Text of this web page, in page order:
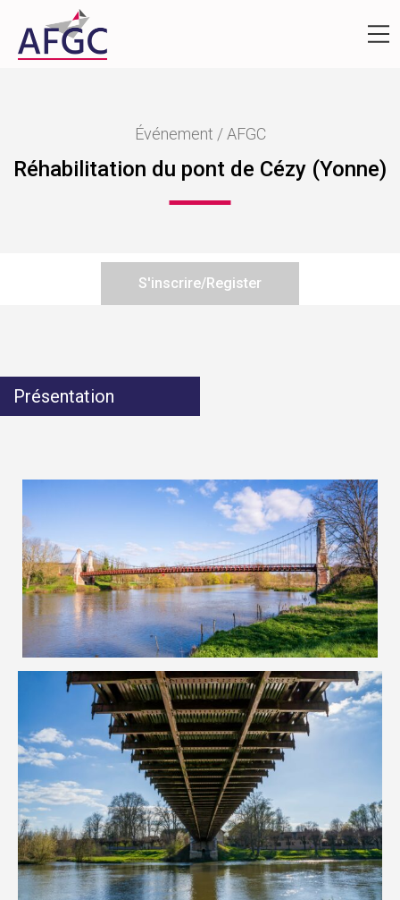
Événement / AFGC
Réhabilitation du pont de Cézy (Yonne)
S'inscrire/Register
Présentation